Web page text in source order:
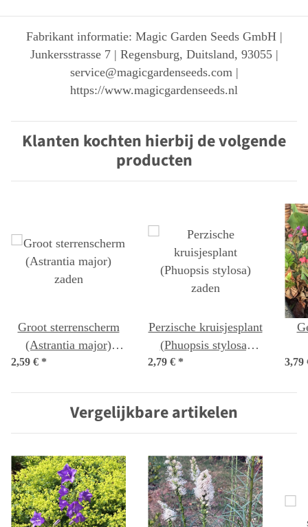
Fabrikant informatie: Magic Garden Seeds GmbH |
Junkersstrasse 7 | Regensburg, Duitsland, 93055 |
service@magicgardenseeds.com |
https://www.magicgardenseeds.nl
Klanten kochten hierbij de volgende
producten
Groot sterrenscherm
(Astrantia major)
2,59 € *
Perzische kruisjesplant
(Phuopsis stylosa)
2,79 € * 3,79
Vergelijkbare artikelen